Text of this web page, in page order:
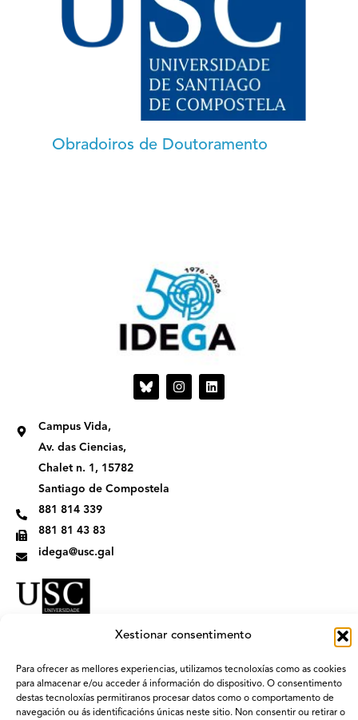
Xestionar consentimento
Para ofrecer as mellores experiencias, utilizamos tecnoloxías como as cookies
para almacenar e/ou acceder á información do dispositivo. O consentimento
destas tecnoloxías permitiranos procesar datos como o comportamento de
navegación ou ás identificacións únicas neste sitio. Non consentir ou retirar o
Obradoiros de Doutoramento
I
n
L
i
Campus Vida,
Av. das Ciencias,
Chalet n. 1, 15782
Santiago de Compostela
881 814 339
881 81 43 83
idega@usc.gal